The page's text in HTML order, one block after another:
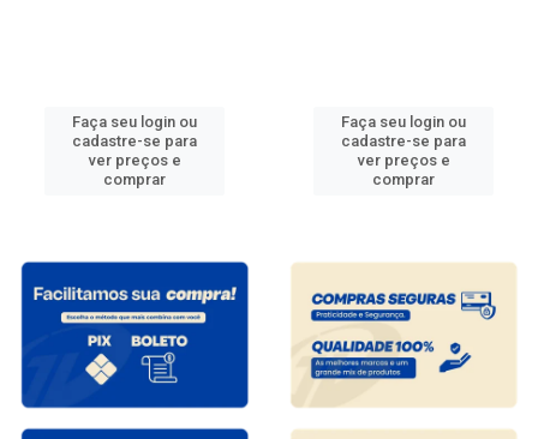
Faça seu login ou
cadastre-se para
ver preços e
comprar
Faça seu login ou
cadastre-se para
ver preços e
comprar